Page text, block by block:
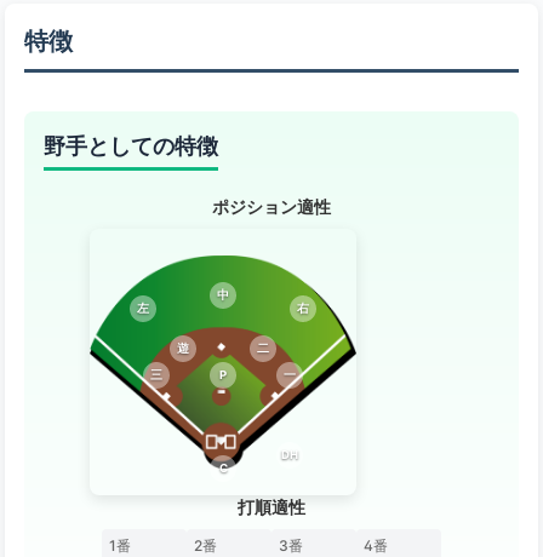
特徴
野手としての特徴
ポジション適性
P
C
一
二
三
遊
左
中
右
DH
打順適性
1番 2番 3番
4番